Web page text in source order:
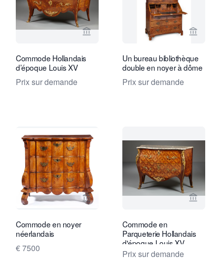
Voir la page vendeur de Kollenburg
Commode Hollandais
d’époque Louis XV
Prix sur demande
Voir la
Un bureau bibliothèque
double en noyer à dôme
Prix sur demande
Voir la page vendeur de Daatselaar
Commode en noyer
néerlandais
€ 7500
Voir la
Commode en
Parqueterie Hollandais
d'époque Louis XV
Prix sur demande